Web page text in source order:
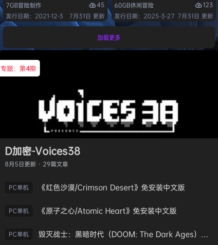
7GB冒险制作
45
发行日期：2021-12-3
7月31日 更新
60GB休闲冒险
123
发行日期：2025-3-27 7月31日 更新
加载更多
专题：第4期
D加密-Voices38
8月5日更新 · 29篇文章
PC单机 《红色沙漠/Crimson Desert》免安装中文版
PC单机 《原子之心/Atomic Heart》免安装中文版
PC单机 毁灭战士：黑暗时代（DOOM: The Dark Ages）免安装中文版